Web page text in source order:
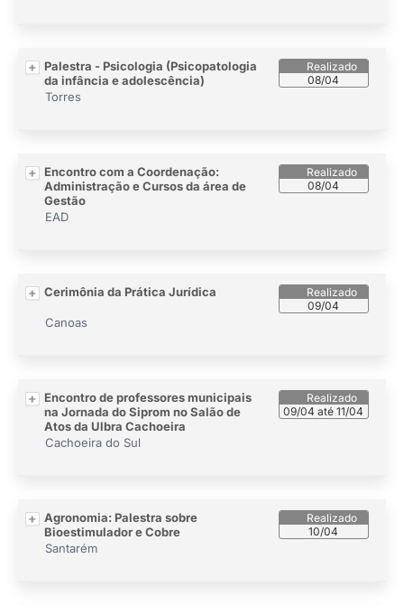
Palestra - Psicologia (Psicopatologia
da infância e adolescência)
08/04
Torres
Encontro com a Coordenação:
Administração e Cursos da área de
Gestão
08/04
EAD
Cerimônia da Prática Jurídica
09/04
Canoas
Encontro de professores municipais
na Jornada do Siprom no Salão de
Atos da Ulbra Cachoeira
09/04 até 11/04
Cachoeira do Sul
Agronomia: Palestra sobre
Bioestimulador e Cobre
10/04
Santarém